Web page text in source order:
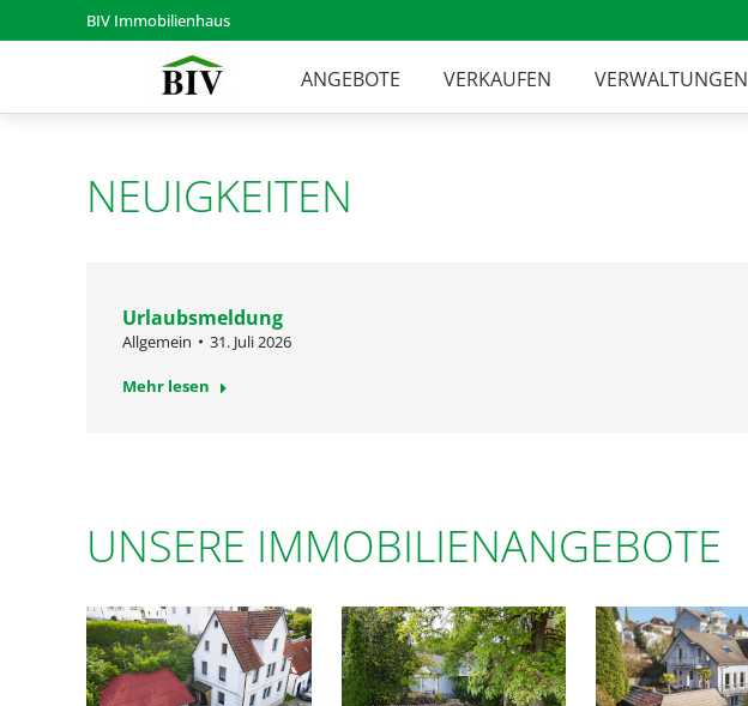
BIV Immobilienhaus
ANGEBOTE VERKAUFEN VERWALTUNGEN
NEUIGKEITEN
Urlaubsmeldung
Allgemein 31. Juli 2026
Mehr lesen
UNSERE IMMOBILIENANGEBOTE